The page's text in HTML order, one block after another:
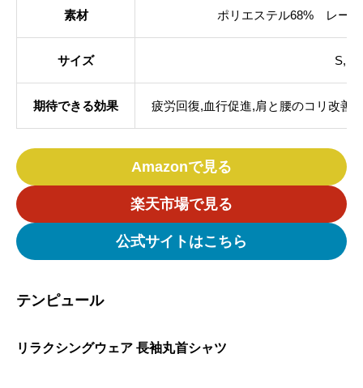
素材 ポリエステル68% レー
サイズ
期待できる効果 疲労回復,血行促進,肩と腰のコリ改善,
Amazonで見る
楽天市場で見る
公式サイトはこちら
テンピュール
リラクシングウェア 長袖丸首シャツ